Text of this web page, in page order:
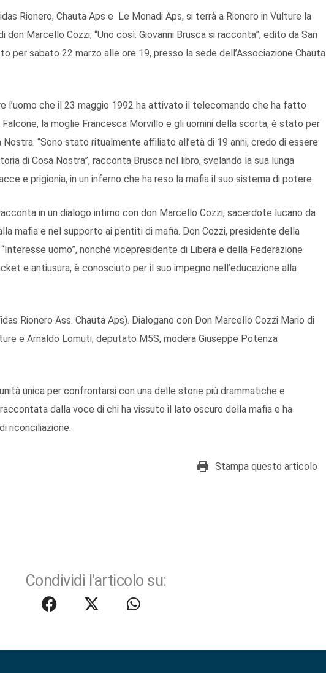
Rionero, Chauta Aps e Le Monadi Aps, si terrà a Rionero in Vulture la
don Marcello Cozzi, “Uno così. Giovanni Brusca si racconta”, edito da San
per sabato 22 marzo alle ore 19, presso la sede dell’Associazione Chauta
l’uomo che il 23 maggio 1992 ha attivato il telecomando che ha fatto
Falcone, la moglie Francesca Morvillo e gli uomini della scorta, è stato per
Nostra. “Sono stato ritualmente affiliato all’età di 19 anni, credo di essere
di Cosa Nostra”, racconta Brusca nel libro, svelando la sua lunga
e prigionia, in un inferno che ha reso la mafia il suo sistema di potere.
in un dialogo intimo con don Marcello Cozzi, sacerdote lucano da
mafia e nel supporto ai pentiti di mafia. Don Cozzi, presidente della
uomo”, nonché vicepresidente di Libera e della Federazione
e antiusura, è conosciuto per il suo impegno nell’educazione alla
Rionero Ass. Chauta Aps). Dialogano con Don Marcello Cozzi Mario di
e Arnaldo Lomuti, deputato M5S, modera Giuseppe Potenza
unica per confrontarsi con una delle storie più drammatiche e
dalla voce di chi ha vissuto il lato oscuro della mafia e ha
riconciliazione.
Stampa questo articolo
Condividi l'articolo su: